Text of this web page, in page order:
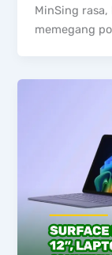
MinSing
memegang